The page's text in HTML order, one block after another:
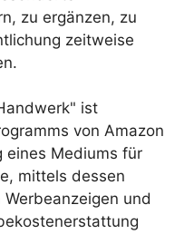
zu ergänzen, zu
zeitweise
ist
von Amazon
eines Mediums für
mittels dessen
und